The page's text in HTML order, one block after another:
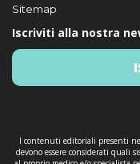
Sitemap
Iscriviti alla nostra
I contenuti editoriali presenti
devono essere considerati quali